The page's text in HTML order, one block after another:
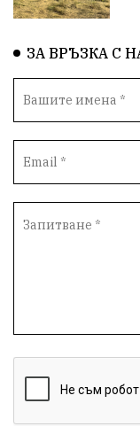
ЗА ВРЪЗКА С